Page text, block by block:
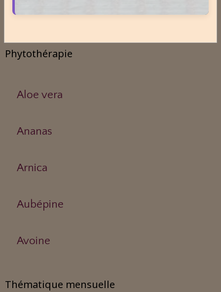
Phytothérapie
Aloe vera
Ananas
Arnica
Aubépine
Avoine
Thématique mensuelle